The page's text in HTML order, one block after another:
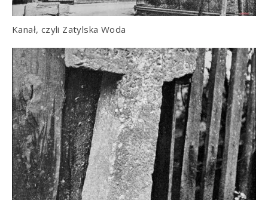
Kanał, czyli Zatylska Woda